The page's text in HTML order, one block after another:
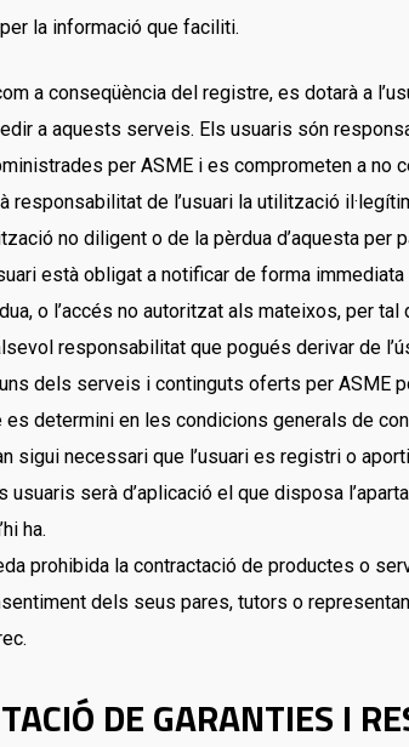
la informació que faciliti.
a conseqüència del registre, es dotarà a
a aquests serveis. Els usuaris són
per ASME i es comprometen a no
responsabilitat de l’usuari la utilització
no diligent o de la pèrdua d’aquesta per
està obligat a notificar de forma
o l’accés no autoritzat als mateixos, per
responsabilitat que pogués derivar de
dels serveis i continguts oferts per ASME
es determini en les condicions generals de
sigui necessari que l’usuari es registri o
usuaris serà d’aplicació el que disposa
ha.
prohibida la contractació de productes o
dels seus pares, tutors o
DE GARANTIES I